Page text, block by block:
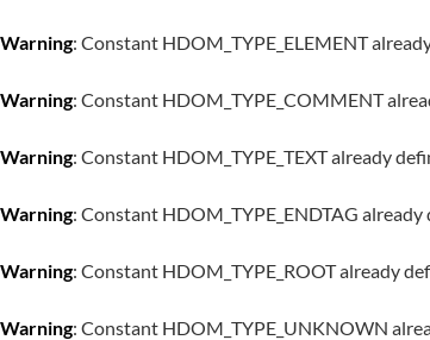
Warning: Constant HDOM_TYPE_ELEMENT
Warning: Constant HDOM_TYPE_COMMENT
Warning: Constant HDOM_TYPE_TEXT already
Warning: Constant HDOM_TYPE_ENDTAG already
Warning: Constant HDOM_TYPE_ROOT already
Warning: Constant HDOM_TYPE_UNKNOWN